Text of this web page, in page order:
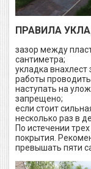
ПРАВИЛА
зазор между
сантиметра;
укладка
работы
наступать на
запрещено;
если стоит
несколько раз в
По истечении
покрытия.
превышать пяти